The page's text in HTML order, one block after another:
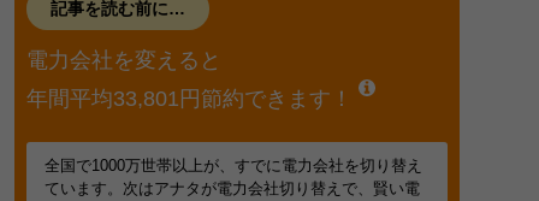
記事を読む前に…
電力会社を変えると
年間平均33,801円節約できます！
全国で1000万世帯以上が、すでに電力会社を切り替え
ています。次はアナタが電力会社切り替えで、賢い電